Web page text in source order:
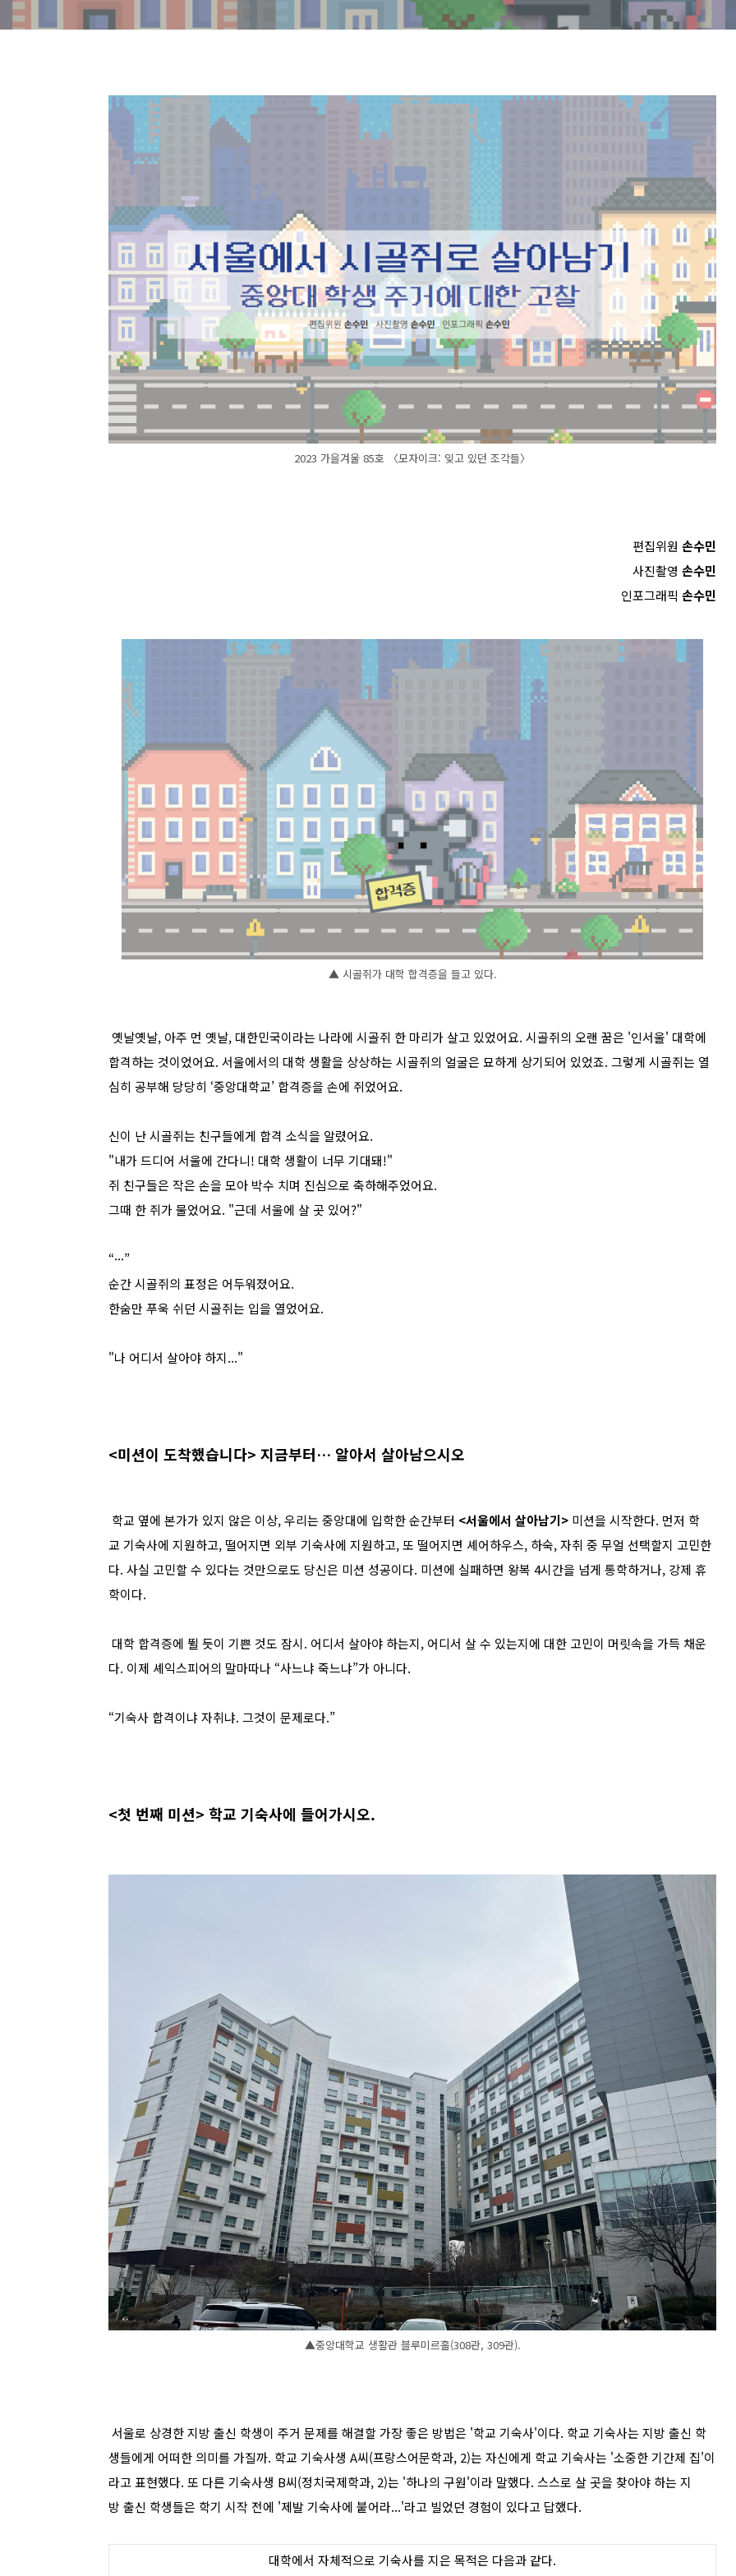
2023 가을겨울 85호 〈모자이크: 잊고 있던 조각들〉
편집위원 손수민
사진촬영 손수민
인포그래픽 손수민
▲ 시골쥐가 대학 합격증을 들고 있다.
옛날옛날, 아주 먼 옛날, 대한민국이라는 나라에 시골쥐 한 마리가 살고 있었어요. 시골쥐의 오랜 꿈은 '인서울' 대학에
합격하는 것이었어요. 서울에서의 대학 생활을 상상하는 시골쥐의 얼굴은 묘하게 상기되어 있었죠. 그렇게 시골쥐는 열
심히 공부해 당당히 ‘중앙대학교’ 합격증을 손에 쥐었어요.
신이 난 시골쥐는 친구들에게 합격 소식을 알렸어요.
"내가 드디어 서울에 간다니! 대학 생활이 너무 기대돼!"
쥐 친구들은 작은 손을 모아 박수 치며 진심으로 축하해주었어요.
그때 한 쥐가 물었어요. "근데 서울에 살 곳 있어?"
“···”
순간 시골쥐의 표정은 어두워졌어요.
한숨만 푸욱 쉬던 시골쥐는 입을 열었어요.
"나 어디서 살아야 하지..."
<미션이 도착했습니다> 지금부터… 알아서 살아남으시오
학교 옆에 본가가 있지 않은 이상, 우리는 중앙대에 입학한 순간부터 <서울에서 살아남기> 미션을 시작한다. 먼저 학
교 기숙사에 지원하고, 떨어지면 외부 기숙사에 지원하고, 또 떨어지면 셰어하우스, 하숙, 자취 중 무얼 선택할지 고민한
다. 사실 고민할 수 있다는 것만으로도 당신은 미션 성공이다. 미션에 실패하면 왕복 4시간을 넘게 통학하거나, 강제 휴
학이다.
대학 합격증에 뛸 듯이 기쁜 것도 잠시. 어디서 살아야 하는지, 어디서 살 수 있는지에 대한 고민이 머릿속을 가득 채운
다. 이제 셰익스피어의 말마따나 “사느냐 죽느냐”가 아니다.
“기숙사 합격이냐 자취냐. 그것이 문제로다.”
<첫 번째 미션> 학교 기숙사에 들어가시오.
▲중앙대학교 생활관 블루미르홀(308관, 309관).
서울로 상경한 지방 출신 학생이 주거 문제를 해결할 가장 좋은 방법은 '학교 기숙사'이다. 학교 기숙사는 지방 출신 학
생들에게 어떠한 의미를 가질까. 학교 기숙사생 A씨(프랑스어문학과, 2)는 자신에게 학교 기숙사는 '소중한 기간제 집'이
라고 표현했다. 또 다른 기숙사생 B씨(정치국제학과, 2)는 '하나의 구원'이라 말했다. 스스로 살 곳을 찾아야 하는 지
방 출신 학생들은 학기 시작 전에 '제발 기숙사에 붙어라...'라고 빌었던 경험이 있다고 답했다.
대학에서 자체적으로 기숙사를 지은 목적은 다음과 같다.